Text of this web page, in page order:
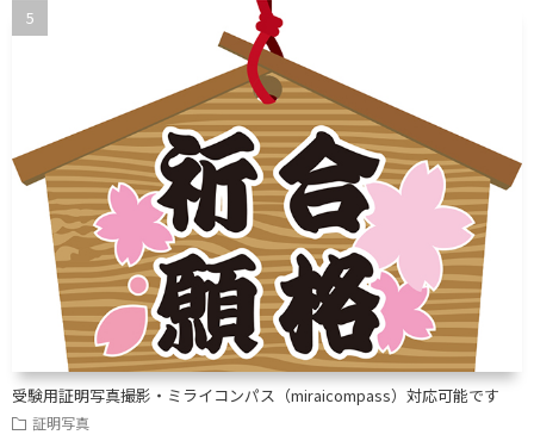
受験用証明写真撮影・ミライコンパス（miraicompass）対応可能です
証明写真